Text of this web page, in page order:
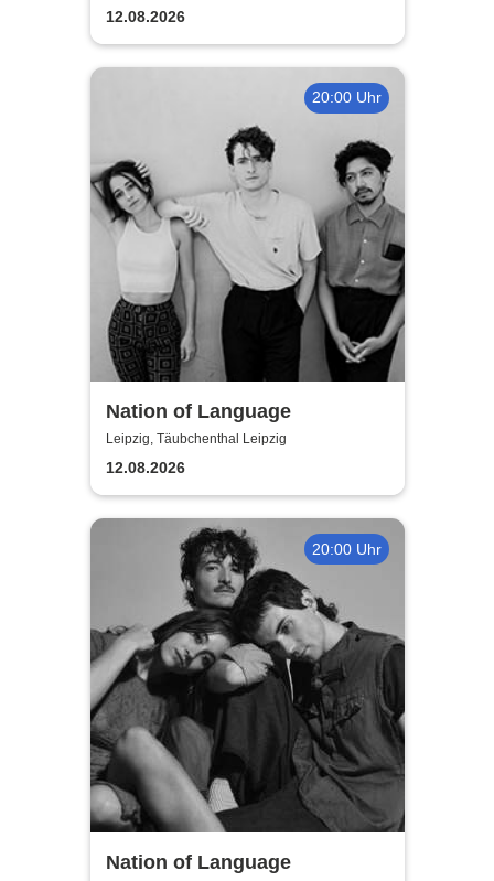
12.08.2026
20:00 Uhr
Nation of Language
Leipzig, Täubchenthal Leipzig
12.08.2026
20:00 Uhr
Nation of Language